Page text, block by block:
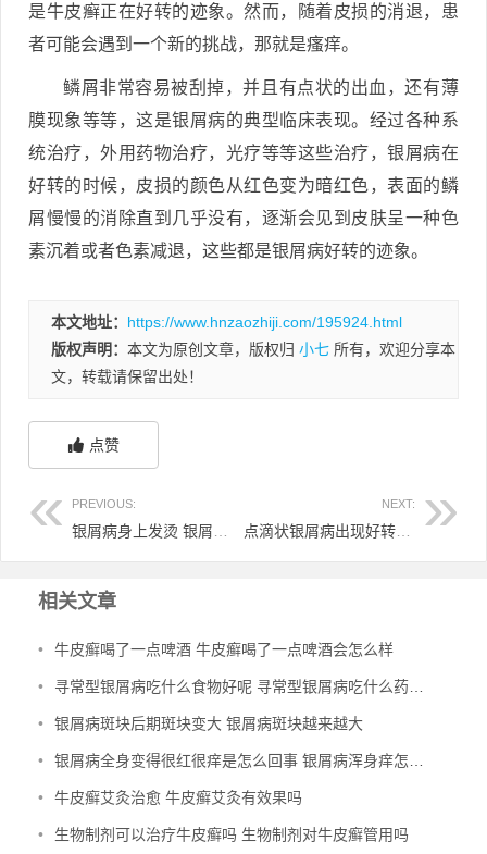
是牛皮癣正在好转的迹象。然而，随着皮损的消退，患
者可能会遇到一个新的挑战，那就是瘙痒。
鳞屑非常容易被刮掉，并且有点状的出血，还有薄
膜现象等等，这是银屑病的典型临床表现。经过各种系
统治疗，外用药物治疗，光疗等等这些治疗，银屑病在
好转的时候，皮损的颜色从红色变为暗红色，表面的鳞
屑慢慢的消除直到几乎没有，逐渐会见到皮肤呈一种色
素沉着或者色素减退，这些都是银屑病好转的迹象。
本文地址： https://www.hnzaozhiji.com/195924.html
版权声明： 本文为原创文章，版权归 小七 所有，欢迎分享本
文，转载请保留出处！
点赞
PREVIOUS: NEXT:
点滴状银屑病出现好转后几天能消退 点滴状银屑病自愈还会犯吗
相关文章
• 牛皮癣喝了一点啤酒 牛皮癣喝了一点啤酒会怎么样
• 寻常型银屑病吃什么食物好呢 寻常型银屑病吃什么药效果好
• 银屑病斑块后期斑块变大 银屑病斑块越来越大
• 银屑病全身变得很红很痒是怎么回事 银屑病浑身痒怎么办
• 牛皮癣艾灸治愈 牛皮癣艾灸有效果吗
• 生物制剂可以治疗牛皮癣吗 生物制剂对牛皮癣管用吗